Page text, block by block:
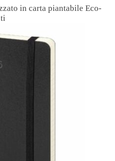
in carta piantabile Eco-